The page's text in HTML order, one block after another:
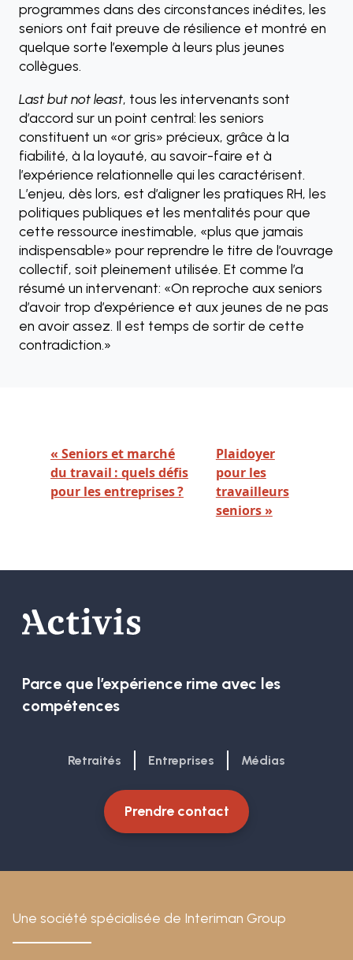
programmes dans des circonstances inédites, les
seniors ont fait preuve de résilience et montré en
quelque sorte l’exemple à leurs plus jeunes
collègues.
Last but not least, tous les intervenants sont
d’accord sur un point central: les seniors
constituent un «or gris» précieux, grâce à la
fiabilité, à la loyauté, au savoir-faire et à
l’expérience relationnelle qui les caractérisent.
L’enjeu, dès lors, est d’aligner les pratiques RH, les
politiques publiques et les mentalités pour que
cette ressource inestimable, «plus que jamais
indispensable» pour reprendre le titre de l’ouvrage
collectif, soit pleinement utilisée. Et comme l’a
résumé un intervenant: «On reproche aux seniors
d’avoir trop d’expérience et aux jeunes de ne pas
en avoir assez. Il est temps de sortir de cette
contradiction.»
« Seniors et marché
du travail : quels défis
pour les entreprises ?
Plaidoyer
pour les
travailleurs
seniors »
Parce que l’expérience rime avec les
compétences
Retraités Entreprises Médias
Prendre contact
Une société spécialisée de Interiman Group